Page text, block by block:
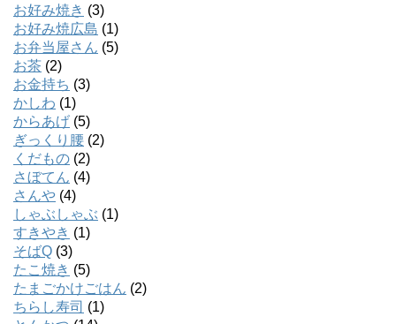
お好み焼き (3)
お好み焼広島 (1)
お弁当屋さん (5)
お茶 (2)
お金持ち (3)
かしわ (1)
からあげ (5)
ぎっくり腰 (2)
くだもの (2)
さぼてん (4)
さんや (4)
しゃぶしゃぶ (1)
すきやき (1)
そばQ (3)
たこ焼き (5)
たまごかけごはん (2)
ちらし寿司 (1)